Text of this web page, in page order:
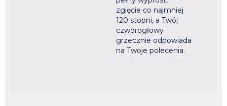
zgięcie co najmniej
120 stopni, a Twój
czworogłowy
grzecznie odpowiada
na Twoje polecenia.